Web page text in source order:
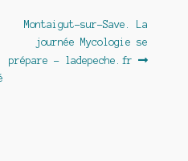
Article
suivant :
Montaigut-sur-Save. La
journée Mycologie se
prépare – ladepeche.fr